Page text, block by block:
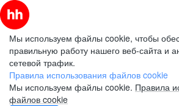
Мы используем файлы cookie, чтобы
правильную работу нашего веб-сайта и
сетевой трафик.
Правила использования файлов cookie
Мы используем файлы cookie. Правила
файлов cookie